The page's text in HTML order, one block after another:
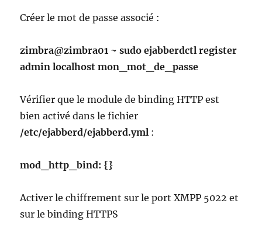
Créer le mot de passe associé :
zimbra@zimbra01 ~ sudo ejabberdctl register
admin localhost mon_mot_de_passe
Vérifier que le module de binding HTTP est
bien activé dans le fichier
/etc/ejabberd/ejabberd.yml :
mod_http_bind: {}
Activer le chiffrement sur le port XMPP 5022 et
sur le binding HTTPS